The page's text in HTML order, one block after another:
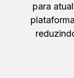
para